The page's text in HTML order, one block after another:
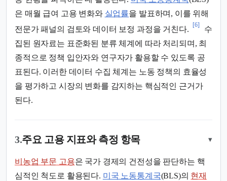
은 매월 급여 고용 변화와 실업률을 발표하며, 이를 위해
전문가 패널의 검토와 데이터 보정 과정을 거친다.
[6]
수
집된 원자료는 표준화된 분류 체계에 따라 처리되며, 최
종적으로 정책 입안자와 연구자가 활용할 수 있도록 공
표된다. 이러한 데이터 수집 체계는 노동 정책의 효율성
을 평가하고 시장의 변화를 감지하는 핵심적인 근거가
된다.
3.주요 고용 지표와 측정 항목 ▾
비농업 부문 고용은 국가 경제의 건전성을 판단하는 핵
심적인 척도로 활용된다. 미국 노동통계국(BLS)의 현재